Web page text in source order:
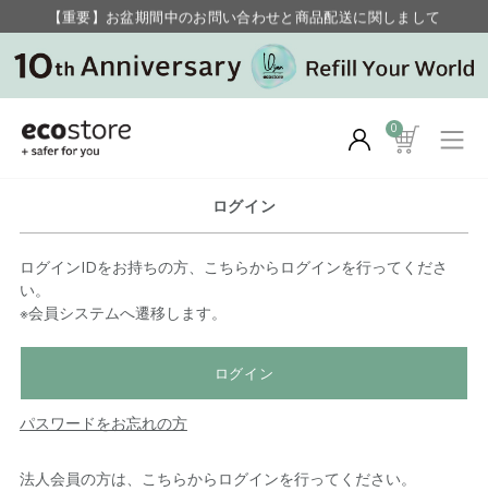
【重要】お盆期間中のお問い合わせと商品配送に関しまして
毎月お得にポイントが貯まる！ “月のポイントアップデー”
0
ログイン
ログインIDをお持ちの方、こちらからログインを行ってくださ
い。
※会員システムへ遷移します。
ログイン
パスワードをお忘れの方
法人会員の方は、こちらからログインを行ってください。